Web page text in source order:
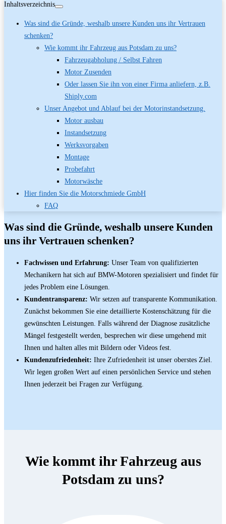
Inhaltsverzeichnis
Was sind die Gründe, weshalb unsere Kunden uns ihr Vertrauen
schenken?
Wie kommt ihr Fahrzeug aus Potsdam zu uns?
Fahrzeugabholung / Selbst Fahren
Motor Zusenden
Oder lassen Sie ihn von einer Firma anliefern, z.B.
Shiply.com
Unser Angebot und Ablauf bei der Motorinstandsetzung.
Motor ausbau
Instandsetzung
Werksvorgaben
Montage
Probefahrt
Motorwäsche
Hier finden Sie die Motorschmiede GmbH
FAQ
Was sind die Gründe, weshalb unsere Kunden
uns ihr Vertrauen schenken?
Fachwissen und Erfahrung: Unser Team von qualifizierten
Mechanikern hat sich auf BMW-Motoren spezialisiert und findet für
jedes Problem eine Lösungen.
Kundentransparenz: Wir setzen auf transparente Kommunikation.
Zunächst bekommen Sie eine detaillierte Kostenschätzung für die
gewünschten Leistungen. Falls während der Diagnose zusätzliche
Mängel festgestellt werden, besprechen wir diese umgehend mit
Ihnen und halten alles mit Bildern oder Videos fest.
Kundenzufriedenheit: Ihre Zufriedenheit ist unser oberstes Ziel.
Wir legen großen Wert auf einen persönlichen Service und stehen
Ihnen jederzeit bei Fragen zur Verfügung.
Wie kommt ihr Fahrzeug aus
Potsdam zu uns?